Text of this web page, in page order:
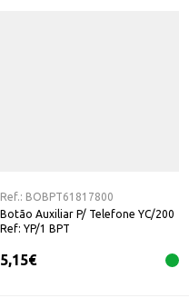
Ref.: BOBPT61817800
Botão Auxiliar P/ Telefone YC/200
Ref: YP/1 BPT
5,15€